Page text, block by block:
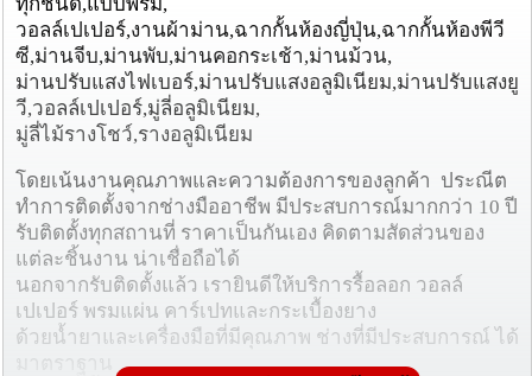
วอลล์เปเปอร์,งานผ้าม่าน,ฉากกั้นห้องญี่ปุ่น,ฉากกั้นห้องพีวี
ซี,ม่านจีบ,ม่านพับ,ม่านคอกระเช้า,ม่านม้วน,
ม่านปรับแสงไฟเบอร์,ม่านปรับแสงอลูมิเนียม,ม่านปรับแสงยู
วี,วอลล์เปเปอร์,มู่ลี่อลูมิเนียม,
มู่ลี่ไม้รางโชว์,รางอลูมิเนียม
โดยเน้นงานคุณภาพและความต้องการของลูกค้า ประณีต
ทำการติดตั้งจากช่างมืออาชีพ มีประสบการณ์มากกว่า 10 ปี
รับติดตั้งทุกสถานที่ ราคาเป็นกันเอง คิดตามสัดส่วนของ
แต่ละชิ้นงาน น่าเชื่อถือได้
นอกจากรับติดตั้งแล้ว เรายินดีให้บริการรื้อลอก วอลล์
เปเปอร์ พรมแผ่น คาร์เปทและกระเบื้องยาง
ด้วยน้ำยาและเครื่องมือที่มีคุณภาพ ช่างที่มีประสบการณ์ ได้